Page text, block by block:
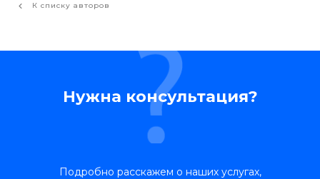
К списку авторов
Нужна консультация?
Подробно расскажем о наших услугах,